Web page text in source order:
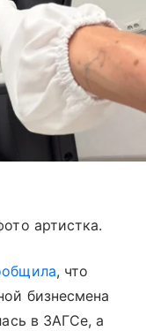
артистка.
, что
бизнесмена
в ЗАГСе, а